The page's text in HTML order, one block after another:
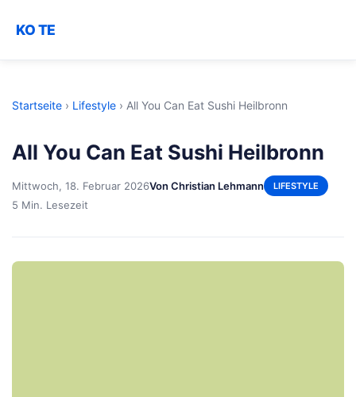
KO TE
Startseite › Lifestyle › All You Can Eat Sushi Heilbronn
All You Can Eat Sushi Heilbronn
Mittwoch, 18. Februar 2026Von Christian Lehmann LIFESTYLE
5 Min. Lesezeit